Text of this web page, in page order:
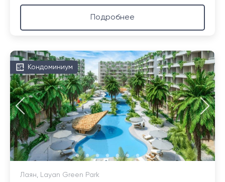
Подробнее
Кондоминиум
Лаян, Layan Green Park